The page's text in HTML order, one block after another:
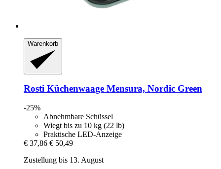
Warenkorb
Rosti Küchenwaage Mensura, Nordic Green
-25%
Abnehmbare Schüssel
Wiegt bis zu 10 kg (22 lb)
Praktische LED-Anzeige
€ 37,86 € 50,49
Zustellung bis 13. August